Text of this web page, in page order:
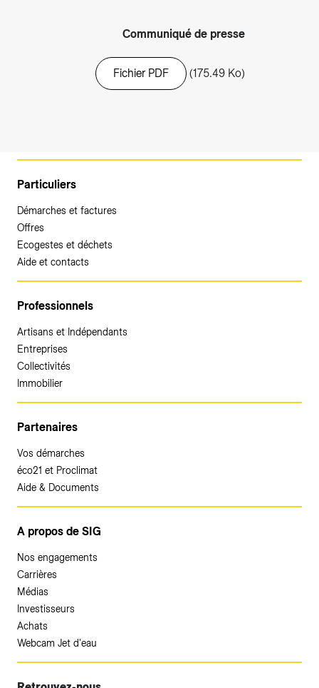
Communiqué de presse
Fichier PDF (175.49 Ko)
Particuliers
Démarches et factures
Offres
Ecogestes et déchets
Aide et contacts
Professionnels
Artisans et Indépendants
Entreprises
Collectivités
Immobilier
Partenaires
Vos démarches
éco21 et Proclimat
Aide & Documents
A propos de SIG
Nos engagements
Carrières
Médias
Investisseurs
Achats
Webcam Jet d'eau